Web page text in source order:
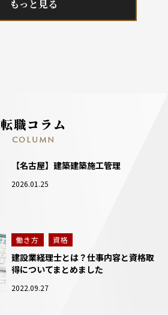
もっと見る
転職コラム
COLUMN
【名古屋】建築建築施工管理
2026.01.25
働き方 資格
建設業経理士とは？仕事内容と資格取
得についてまとめました
2022.09.27